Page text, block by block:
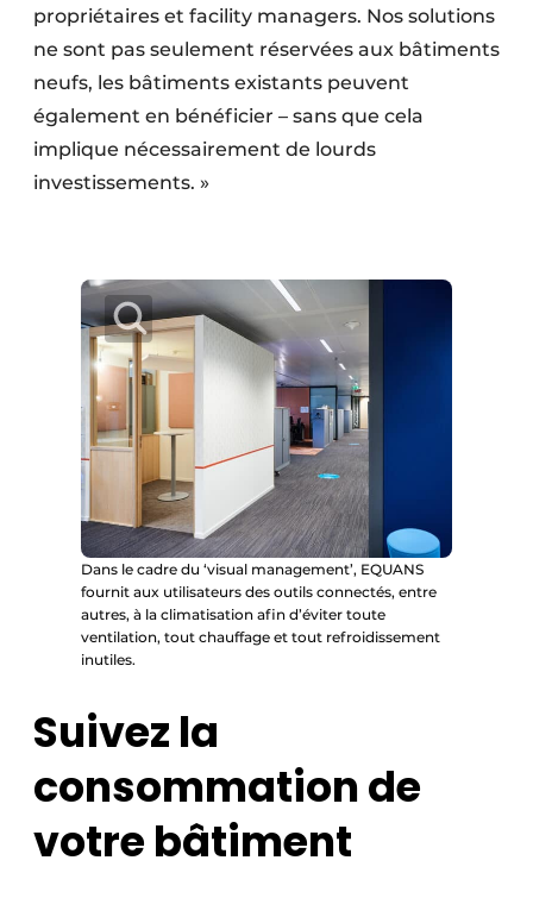
propriétaires et facility managers. Nos solutions
ne sont pas seulement réservées aux bâtiments
neufs, les bâtiments existants peuvent
également en bénéficier – sans que cela
implique nécessairement de lourds
investissements. »
Dans le cadre du ‘visual management’, EQUANS
fournit aux utilisateurs des outils connectés, entre
autres, à la climatisation afin d’éviter toute
ventilation, tout chauffage et tout refroidissement
inutiles.
Suivez la
consommation de
votre bâtiment